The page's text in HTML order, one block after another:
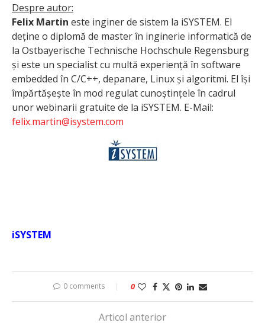
Despre autor:
Felix Martin este inginer de sistem la iSYSTEM. El
deține o diplomă de master în inginerie informatică de
la Ostbayerische Technische Hochschule Regensburg
și este un specialist cu multă experiență în software
embedded în C/C++, depanare, Linux și algoritmi. El își
împărtășește în mod regulat cunoștințele în cadrul
unor webinarii gratuite de la iSYSTEM. E-Mail:
felix.martin@isystem.com
iSYSTEM
0 comments 0
Articol anterior